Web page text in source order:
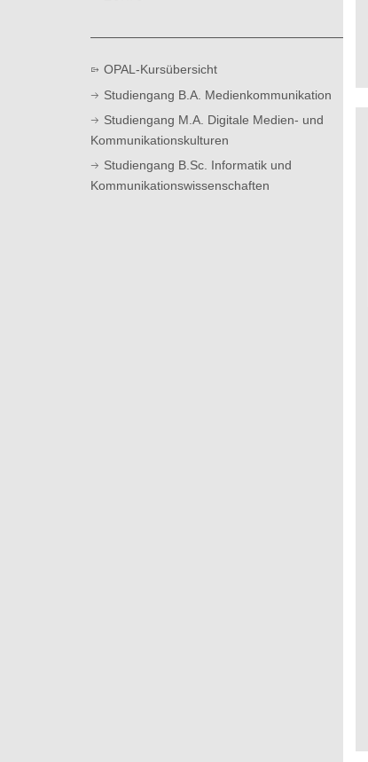
OPAL-Kursübersicht
Studiengang B.A. Medienkommunikation
Studiengang M.A. Digitale Medien- und
Kommunikationskulturen
Studiengang B.Sc. Informatik und
Kommunikationswissenschaften